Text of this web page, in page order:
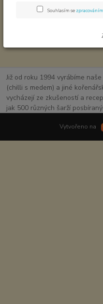
Již od roku 1994 vyrábíme
(chilli s medem) a jiné
vycházejí ze zkušeností a
jak 500 různých šarží
Vytvořeno na
Souhlasím se